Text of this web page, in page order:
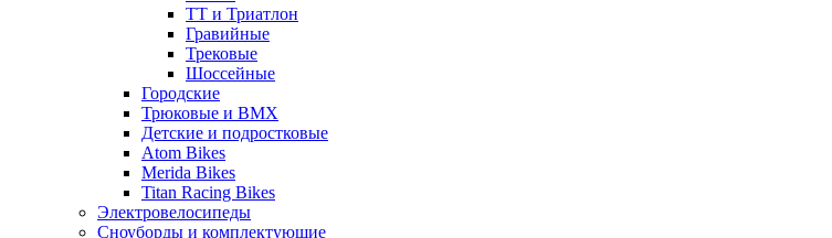
ТТ и Триатлон
Гравийные
Трековые
Шоссейные
Городские
Трюковые и BMX
Детские и подростковые
Atom Bikes
Merida Bikes
Titan Racing Bikes
Электровелосипеды
Cноуборды и комплектующие